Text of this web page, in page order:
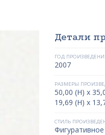
Детали
ГОД
2007
РАЗМЕРЫ
50,00 (H) x
19,69 (H) x
СТИЛЬ
Фигуративное